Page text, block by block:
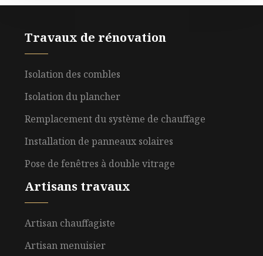
Travaux de rénovation
Isolation des combles
Isolation du plancher
Remplacement du système de chauffage
Installation de panneaux solaires
Pose de fenêtres à double vitrage
Artisans travaux
Artisan chauffagiste
Artisan menuisier